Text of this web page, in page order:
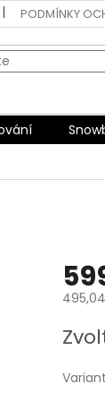
PODMÍNKY
cena: